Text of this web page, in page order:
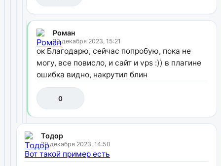
Роман
29 декабря 2023, 15:21
ок Благодарю, сейчас попробую, пока не
могу, все повисло, и сайт и vps :)) в плагине
ошибка видно, накрутил блин
0
Тодор
29 декабря 2023, 14:50
Вот такой пример есть